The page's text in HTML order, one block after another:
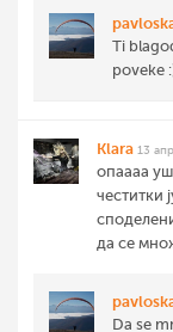
Ti
poveke
Klara 13
опаааа
честитки
да се
Da se